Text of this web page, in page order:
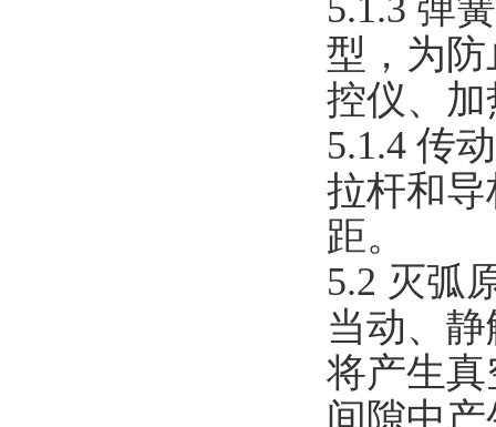
型，为
控仪、
5.1.4 传
拉杆和
距。
5.2 灭弧
当动、
将产生
间隙中